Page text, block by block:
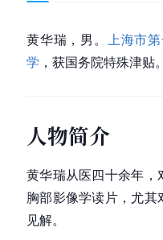
黄华瑞，男。
上海市
学 ，获国务院特殊津贴
人物简介
黄华瑞从医四十余年，
胸部影像学读片，尤
见解。